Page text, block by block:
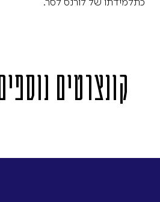
קונצרטים נוספים